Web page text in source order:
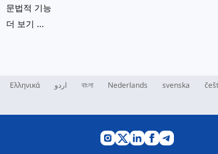
문법적 기능
더 보기 ...
Ελληνικά اردو বাংলা Nederlands svenska